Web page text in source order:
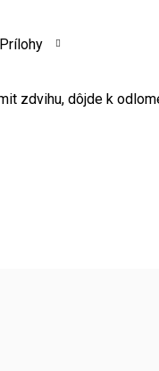
Prílohy
zdvihu, dôjde k